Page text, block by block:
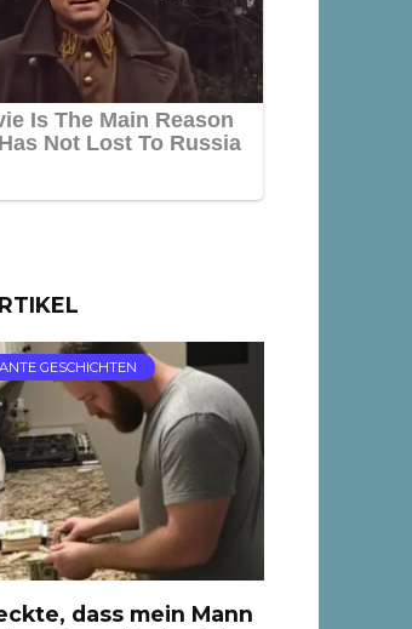
GESCHICHTEN
dass mein Mann